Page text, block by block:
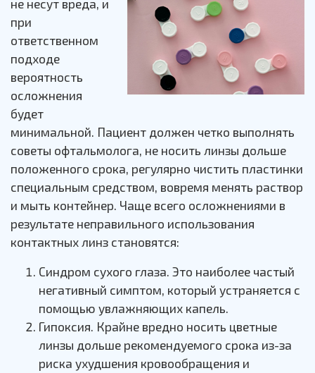
не несут вреда, и
при
ответственном
подходе
вероятность
осложнения
будет
минимальной. Пациент должен четко выполнять
советы офтальмолога, не носить линзы дольше
положенного срока, регулярно чистить пластинки
специальным средством, вовремя менять раствор
и мыть контейнер. Чаще всего осложнениями в
результате неправильного использования
контактных линз становятся:
Синдром сухого глаза. Это наиболее частый
негативный симптом, который устраняется с
помощью увлажняющих капель.
Гипоксия. Крайне вредно носить цветные
линзы дольше рекомендуемого срока из-за
риска ухудшения кровообращения и